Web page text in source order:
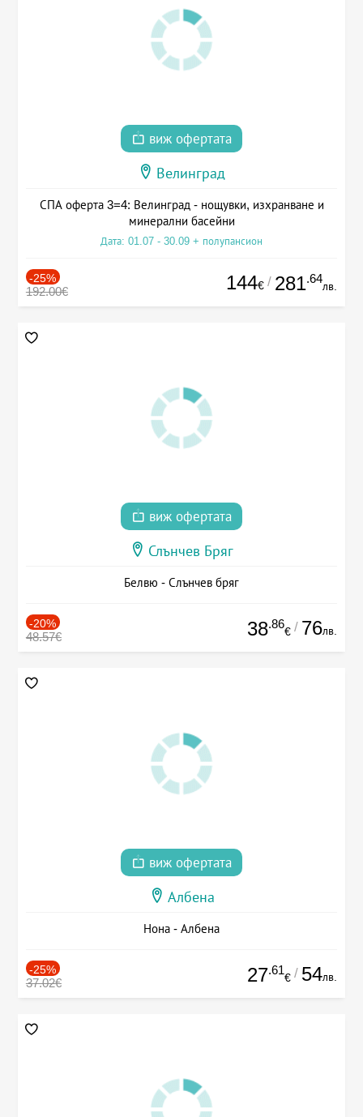
виж офертата
Велинград
СПА оферта 3=4: Велинград - нощувки, изхранване и
минерални басейни
Дата: 01.07 - 30.09 + полупансион
-25%
192.00€ 144€ / 281.64
лв.
виж офертата
Слънчев Бряг
Белвю - Слънчев бряг
-20%
48.57€ 38.86
€ / 76лв.
виж офертата
Албена
Нона - Албена
-25%
37.02€ 27.61
€ / 54лв.